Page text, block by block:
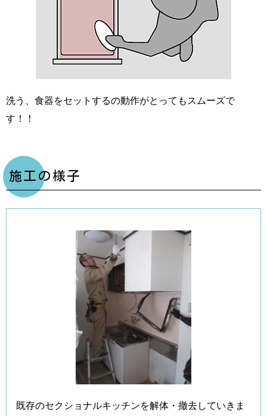
洗う、食器をセットするの動作がとってもスムーズで
す！！
施工の様子
既存のセクショナルキッチンを解体・撤去していきま